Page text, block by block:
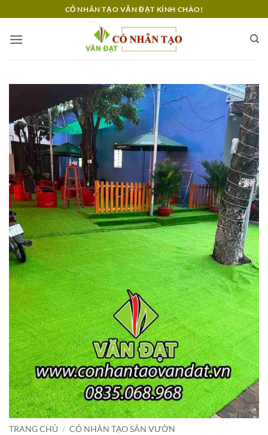
qua
nội
CỎ NHÂN TẠO VĂN ĐẠT KÍNH CHÀO!
TRANG CHỦ / CỎ NHÂN TẠO SÂN VƯỜN